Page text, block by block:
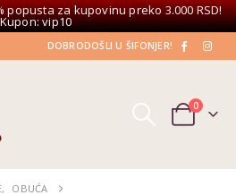
popusta za kupovinu preko 3.000 RSD!
Kupon: vip10
DOBRODOŠLI U ŠIFONJER!
0
,
OBUĆA